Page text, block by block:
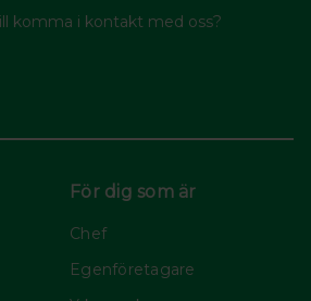
komma i kontakt med oss?
För dig som är
Chef
Egenföretagare